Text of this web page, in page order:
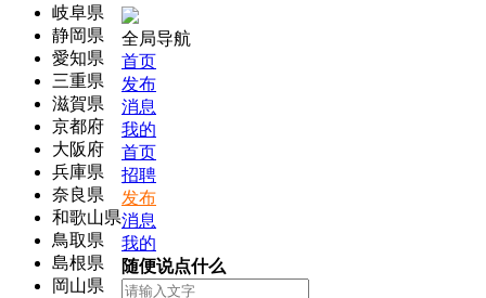
岐阜県
静岡県
愛知県
三重県
滋賀県
京都府
大阪府
兵庫県
奈良県
和歌山県
鳥取県
島根県
岡山県
全局导航
首页
发布
消息
我的
首页
招聘
发布
消息
我的
随便说点什么